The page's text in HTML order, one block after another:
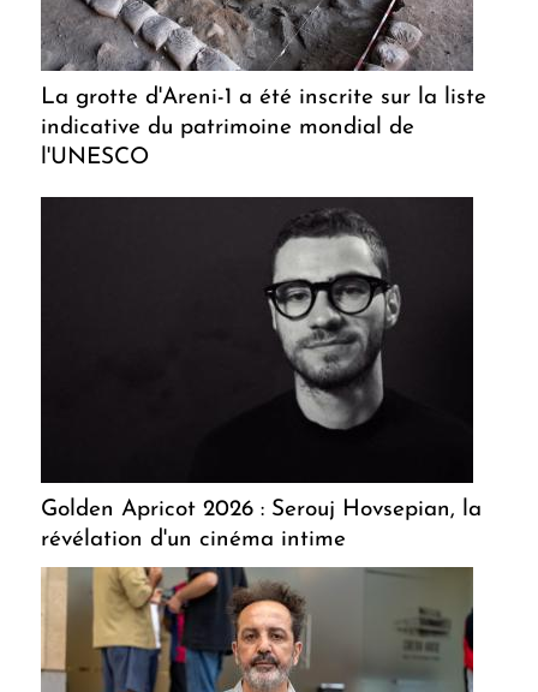
La grotte d'Areni-1 a été inscrite sur la liste
indicative du patrimoine mondial de
l'UNESCO
Golden Apricot 2026 : Serouj Hovsepian, la
révélation d'un cinéma intime